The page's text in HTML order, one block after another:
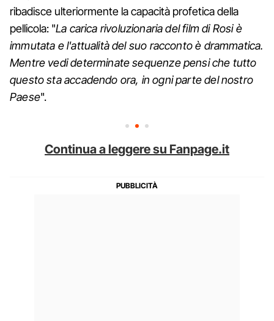
ribadisce ulteriormente la capacità profetica della
pellicola: "La carica rivoluzionaria del film di Rosi è
immutata e l'attualità del suo racconto è drammatica.
Mentre vedi determinate sequenze pensi che tutto
questo sta accadendo ora, in ogni parte del nostro
Paese".
Continua a leggere su Fanpage.it